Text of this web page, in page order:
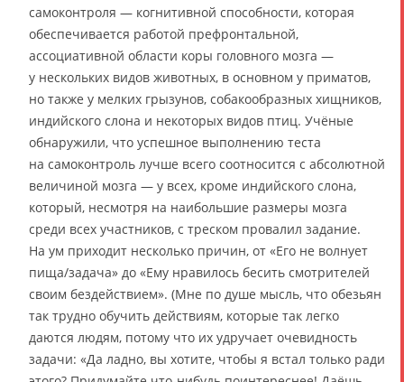
самоконтроля — когнитивной способности, которая
обеспечивается работой префронтальной,
ассоциативной области коры головного мозга —
у нескольких видов животных, в основном у приматов,
но также у мелких грызунов, собакообразных хищников,
индийского слона и некоторых видов птиц. Учёные
обнаружили, что успешное выполнению теста
на самоконтроль лучше всего соотносится с абсолютной
величиной мозга — у всех, кроме индийского слона,
который, несмотря на наибольшие размеры мозга
среди всех участников, с треском провалил задание.
На ум приходит несколько причин, от «Его не волнует
пища/задача» до «Ему нравилось бесить смотрителей
своим бездействием». (Мне по душе мысль, что обезьян
так трудно обучить действиям, которые так легко
даются людям, потому что их удручает очевидность
задачи: «Да ладно, вы хотите, чтобы я встал только ради